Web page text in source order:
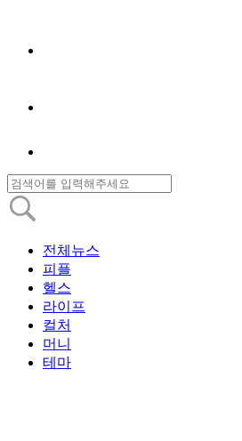
전체뉴스
피플
헬스
라이프
컬처
머니
테마